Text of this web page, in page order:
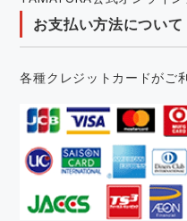
お支払い方法について
各種クレジットカードがご